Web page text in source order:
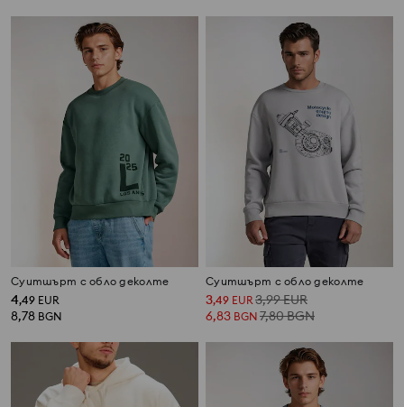
Суитшърт с обло деколте
4,49 EUR
8,78 BGN
Суитшърт с обло деколте
3,49 EUR 3,99EUR
6,83 BGN 7,80BGN